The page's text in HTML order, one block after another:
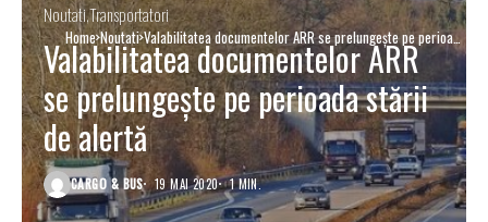
Home Noutati Valabilitatea documentelor ARR se prelungește pe perioada
stării de alertă
NoutatiTransportatori
Valabilitatea documentelor ARR
se prelungește pe perioada stării
de alertă
CARGO & BUS 19 MAI 2020 1 MIN.